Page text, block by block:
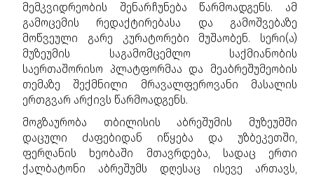
მემკვიდრეობის შენარჩუნება წარმოადგენს. ამ
გამოცემის რედაქტირებასა და გამოშვებაზე
მოწვეული გარე კურატორები მუშაობენ. სერი(ა)
მუზეუმის საგამომცემლო საქმიანობის
საერთაშორისო პლატფორმაა და მეაბრეშუმეობის
თემაზე შექმნილი მრავალფეროვანი მასალის
ერთგვარ არქივს წარმოადგენს.
მოგზაურობა თბილისის აბრეშუმის მუზეუმში
დაცული ძაფებიდან იწყება და უზბეკეთში,
ფერღანის ხეობაში მთავრდება, სადაც ერთი
ქალბატონი აბრეშუმს დღესაც ისევე ართავს,